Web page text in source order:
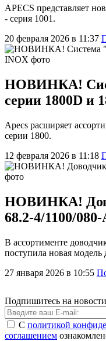
APECS представляет
- серия 1001.
20 февраля 2026 в 11:37
НОВИНКА!
серии 1800D и
Apecs расширяет
серии 1800.
12 февраля 2026 в 11:18
НОВИНКА!
68.2-4/1100/
В ассортименте
поступила новая
27 января 2026 в 10:55
Подпишитесь на новости
С политикой
соглашением